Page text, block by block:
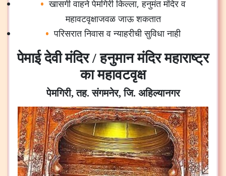
खासगी वाहने पेमगिरी किल्ला,हनुमंत मंदिर व
महावटवृक्षाजवळ जाऊ शकतात
परिसरात निवास व न्याहरीची सुविधा नाही
पेमाई देवी मंदिर / हनुमान मंदिर महाराष्ट्र
का महावटवृक्ष
पेमगिरी, तह. संगमनेर, जि. अहिल्यानगर